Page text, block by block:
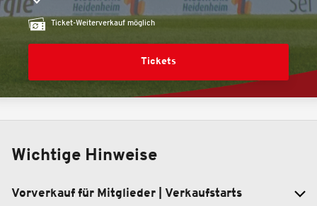
Ticket-Weiterverkauf möglich
Tickets
Wichtige Hinweise
Vorverkauf für Mitglieder | Verkaufstarts